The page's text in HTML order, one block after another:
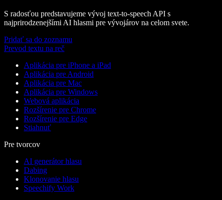
S radosťou predstavujeme vývoj text-to-speech API s
najprirodzenejšími AI hlasmi pre vývojárov na celom svete.
Pridať sa do zoznamu
Prevod textu na reč
Aplikácia pre iPhone a iPad
Aplikácia pre Android
Aplikácia pre Mac
Aplikácia pre Windows
Webová aplikácia
Rozšírenie pre Chrome
Rozšírenie pre Edge
Stiahnuť
Pre tvorcov
AI generátor hlasu
Dabing
Klonovanie hlasu
Speechify Work